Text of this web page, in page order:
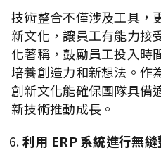
技術整合不僅涉及工具，
新文化，讓員工有能力接
化著稱，鼓勵員工投入時
培養創造力和新想法。作
創新文化能確保團隊具備
新技術推動成長。
利用 ERP 系統進行無縫